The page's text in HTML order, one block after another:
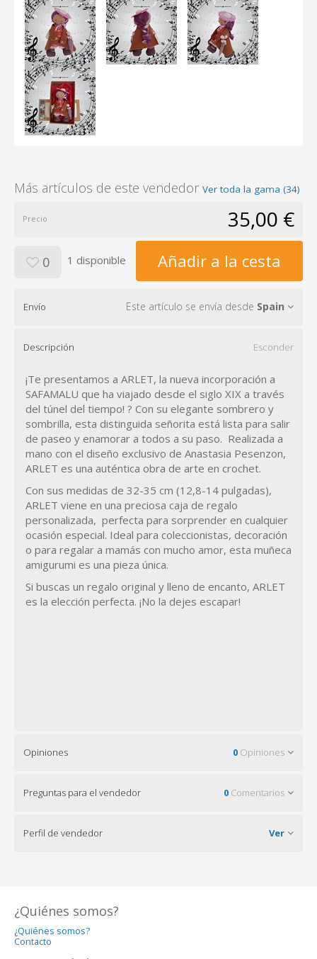
Más artículos de este vendedor Ver toda la gama (34)
Precio 35,00 €
0 1 disponible Añadir a la cesta
Envío Este artículo se envía desde Spain
Descripción Esconder
¡Te presentamos a ARLET, la nueva incorporación a
SAFAMALU que ha viajado desde el siglo XIX a través
del túnel del tiempo! ? Con su elegante sombrero y
sombrilla, esta distinguida señorita está lista para salir
de paseo y enamorar a todos a su paso. Realizada a
mano con el diseño exclusivo de Anastasia Pesenzon,
ARLET es una auténtica obra de arte en crochet.
Con sus medidas de 32-35 cm (12,8-14 pulgadas),
ARLET viene en una preciosa caja de regalo
personalizada, perfecta para sorprender en cualquier
ocasión especial. Ideal para coleccionistas, decoración
o para regalar a mamás con mucho amor, esta muñeca
amigurumi es una pieza única.
Si buscas un regalo original y lleno de encanto, ARLET
es la elección perfecta. ¡No la dejes escapar!
Opiniones 0 Opiniones
Preguntas para el vendedor 0 Comentarios
Perfil de vendedor Ver
¿Quiénes somos?
¿Quiénes somos?
Contacto